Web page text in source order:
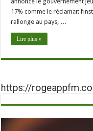
17% comme le réclamait
rallonge au pays, …
Lire plus »
https://